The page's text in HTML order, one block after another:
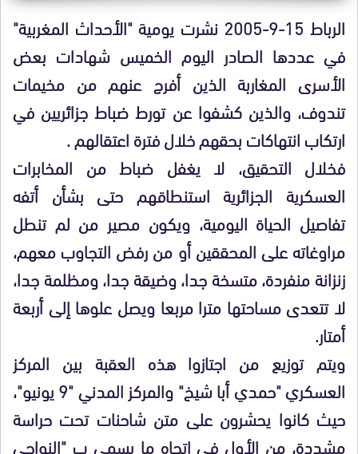
الرباط 15-9-2005 نشرت يومية "الأحداث المغربية"
في عددها الصادر اليوم الخميس شهادات بعض
الأسرى المغاربة الذين أفرج عنهم من مخيمات
تندوف، والذين كشفوا عن تورط ضباط جزائريين في
ارتكاب انتهاكات بحقهم خلال فترة اعتقالهم .
فخلال التحقيق، لا يغفل ضباط من المخابرات
العسكرية الجزائرية استنطاقهم حتى بشأن أتفه
تفاصيل الحياة اليومية، ويكون مصير من لم تنطل
مراوغاته على المحققين أو من رفض التجاوب معهم،
زنزانة منفردة، متسخة جدا، وضيقة جدا، ومظلمة جدا،
لا تتعدى مساحتها مترا مربعا ويصل علوها إلى أربعة
أمتار.
ويتم توزيع من اجتازوا هذه العقبة بين المركز
العسكري "حمدي أبا شيخ" والمركز المدني "9 يونيو"،
حيث كانوا يحشرون على متن شاحنات تحت حراسة
مشددة، من الأول في اتجاه ما يسمى ب "النواحي